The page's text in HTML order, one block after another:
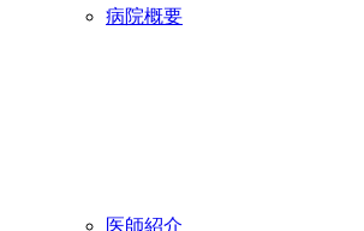
病院概要
医師紹介